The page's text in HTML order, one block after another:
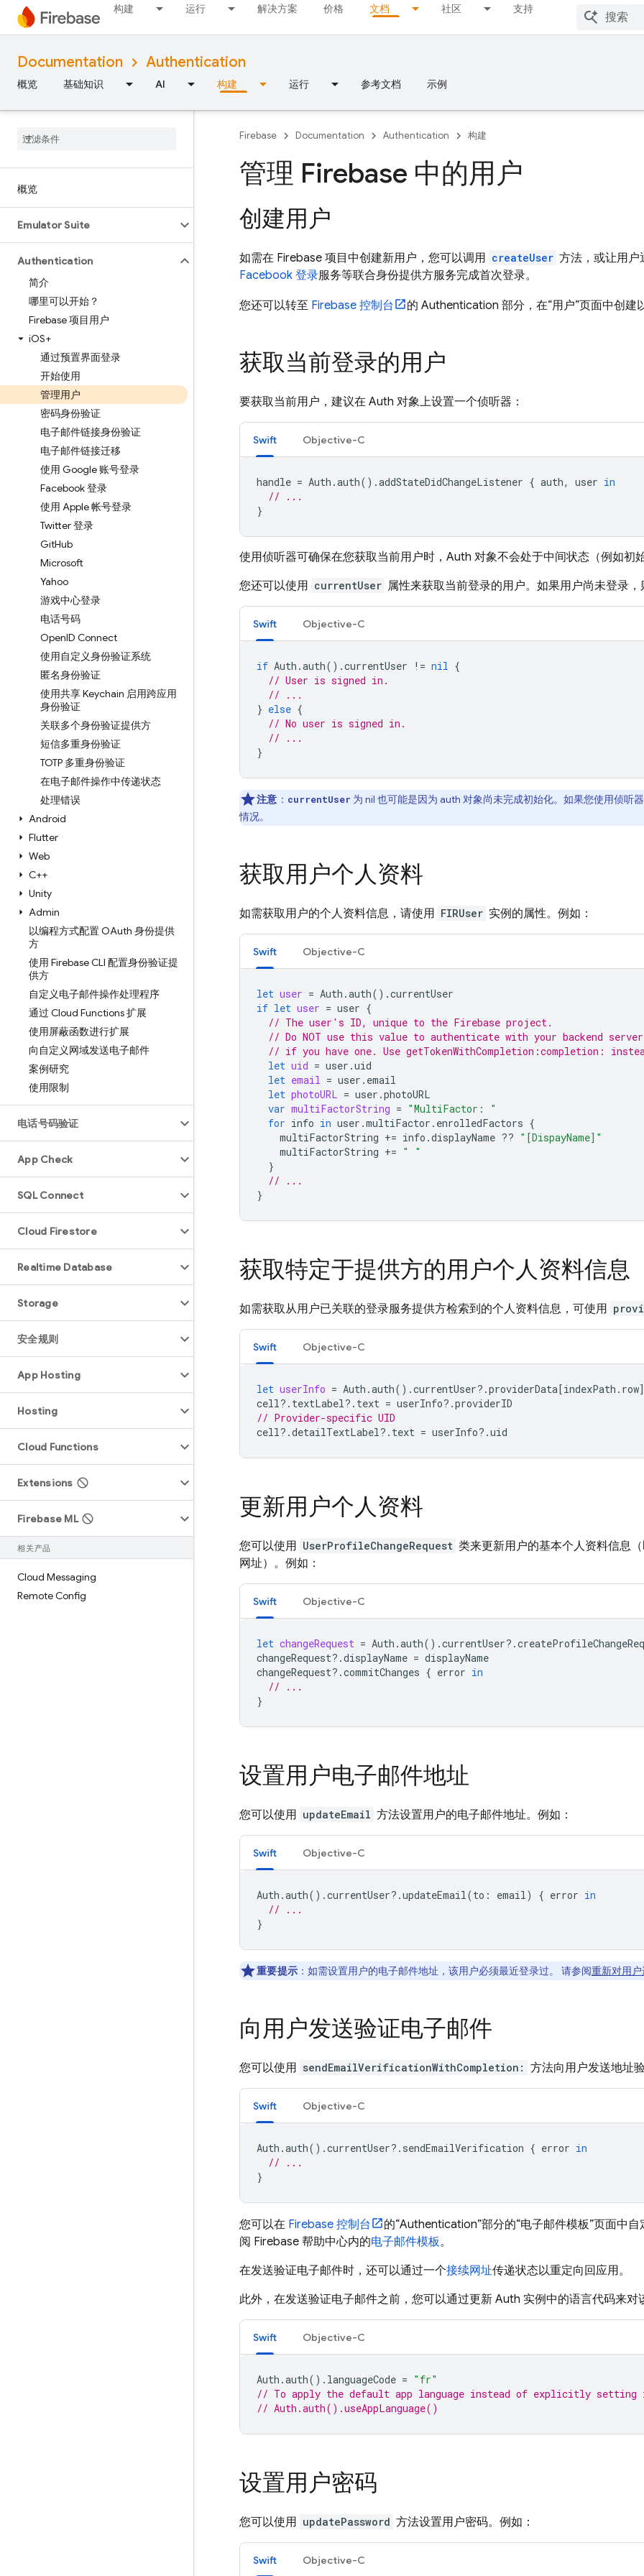
构建 运行 解决方案 价格 文档 社区 支持
Documentation Authentication
概览 基础知识 AI 构建 运行 参考文档 示例
概览
Emulator Suite
Authentication
简介
哪里可以开始？
Firebase 项目用户
iOS+
通过预置界面登录
开始使用
管理用户
密码身份验证
电子邮件链接身份验证
电子邮件链接迁移
使用 Google 账号登录
Facebook 登录
使用 Apple 帐号登录
Twitter 登录
GitHub
Microsoft
Yahoo
游戏中心登录
电话号码
OpenID Connect
使用自定义身份验证系统
匿名身份验证
使用共享 Keychain 启用跨应用
身份验证
关联多个身份验证提供方
短信多重身份验证
TOTP 多重身份验证
在电子邮件操作中传递状态
处理错误
Android
Flutter
Web
C++
Unity
Admin
以编程方式配置 OAuth 身份提供
方
使用 Firebase CLI 配置身份验证提
供方
自定义电子邮件操作处理程序
通过 Cloud Functions 扩展
使用屏蔽函数进行扩展
向自定义网域发送电子邮件
案例研究
使用限制
电话号码验证
App Check
SQL Connect
Cloud Firestore
Realtime Database
Storage
安全规则
App Hosting
Hosting
Cloud Functions
Extensions
Firebase ML
相关产品
Cloud Messaging
Remote Config
Firebase Documentation Authentication 构建
管理 Firebase 中的用户
创建用户
如需在 Firebase 项目中创建新用户，您可以调用 createUser 方法，或让用户
Facebook 登录服务等联合身份提供方服务完成首次登录。
您还可以转至 Firebase 控制台 的 Authentication 部分，在“用户”页面中创建
获取当前登录的用户
要获取当前用户，建议在 Auth 对象上设置一个侦听器：
Swift Objective-C
handle = Auth .auth().addStateDidChangeListener { auth, user in
// ...
}
使用侦听器可确保在您获取当前用户时，Auth 对象不会处于中间状态（例如初始
您还可以使用 currentUser 属性来获取当前登录的用户。如果用户尚未登录，
Swift Objective-C
if Auth .auth().currentUser != nil {
// User is signed in.
// ...
} else {
// No user is signed in.
// ...
}
注意 ： currentUser 为 nil 也可能是因为 auth 对象尚未完成初始化。如果您使用侦听
情况。
获取用户个人资料
如需获取用户的个人资料信息，请使用 FIRUser 实例的属性。例如：
Swift Objective-C
let user = Auth .auth().currentUser
if let user = user {
// The user's ID, unique to the Firebase project.
// Do NOT use this value to authenticate with your backend
// if you have one. Use getTokenWithCompletion:completion:
let uid = user .uid
let email = user . email
let photoURL = user .photoURL
var multiFactorString = "MultiFactor: "
for info in user .multiFactor . enrolledFactors {
multiFactorString += info .displayName ?? "[DispayName]"
multiFactorString += " "
}
// ...
}
获取特定于提供方的用户个人资料信息
如需获取从用户已关联的登录服务提供方检索到的个人资料信息，可使用
Swift Objective-C
let userInfo = Auth .auth().currentUser?.providerData[indexPath . row]
cell?. textLabel?. text = userInfo?.providerID
// Provider-specific UID
cell?.detailTextLabel?. text = userInfo?.uid
更新用户个人资料
您可以使用 UserProfileChangeRequest 类来更新用户的基本个人资料信息
网址）。例如：
Swift Objective-C
let changeRequest = Auth .auth().currentUser?.
changeRequest?.displayName = displayName
changeRequest?.commitChanges { error in
// ...
}
设置用户电子邮件地址
您可以使用 updateEmail 方法设置用户的电子邮件地址。例如：
Swift Objective-C
Auth .auth().currentUser?.updateEmail(to : email) { error in
// ...
}
重要提示 ：如需设置用户的电子邮件地址，该用户必须最近登录过。 请参阅重新对用
向用户发送验证电子邮件
您可以使用 sendEmailVerificationWithCompletion: 方法向用户发送地址
Swift Objective-C
Auth .auth().currentUser?. sendEmailVerification { error in
// ...
}
您可以在 Firebase 控制台
的“Authentication”部分的“电子邮件模板”页面中
阅 Firebase 帮助中心内的电子邮件模板。
在发送验证电子邮件时，还可以通过一个接续网址传递状态以重定向回应用。
此外，在发送验证电子邮件之前，您可以通过更新 Auth 实例中的语言代码来对
Swift Objective-C
Auth .auth(). languageCode = "fr"
// To apply the default app language instead of explicitly
// Auth.auth().useAppLanguage()
设置用户密码
您可以使用 updatePassword 方法设置用户密码。例如：
Swift Objective-C